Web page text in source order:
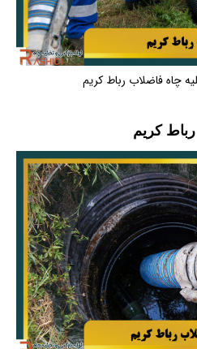
چاه فاضلاب رباط کریم
کریم